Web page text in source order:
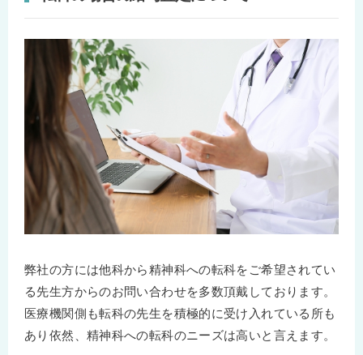
弊社の方には他科から精神科への転科をご希望されてい
る先生方からのお問い合わせを多数頂戴しております。
医療機関側も転科の先生を積極的に受け入れている所も
あり依然、精神科への転科のニーズは高いと言えます。